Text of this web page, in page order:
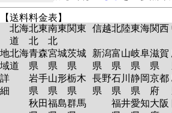
【送料料金表】
北海
道
北東
北
南東
北
関東 信越北陸東海関西
地
域
詳
細
北海
道
青森
県
岩手
県
秋田
宮城
県
山形
県
福島
茨城
県
栃木
県
群馬
新潟
県
長野
県
富山
県
石川
県
福井
岐阜
県
静岡
県
愛知
滋賀
県
京都
府
大阪